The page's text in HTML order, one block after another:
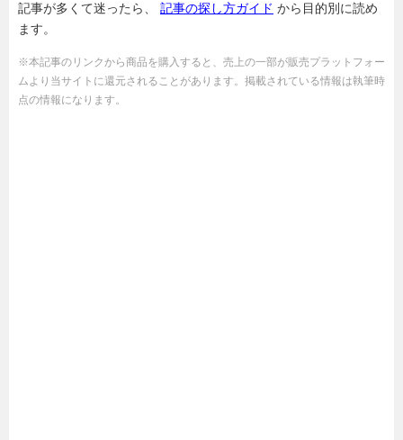
記事が多くて迷ったら、 記事の探し方ガイド から目的別に読め
ます。
※本記事のリンクから商品を購入すると、売上の一部が販売プラットフォー
ムより当サイトに還元されることがあります。掲載されている情報は執筆時
点の情報になります。